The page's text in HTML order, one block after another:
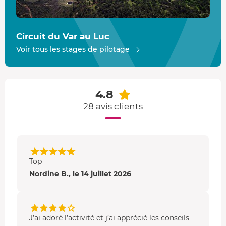
Situé dans le sud de la France et plus précisément dans le
, le circuit du Luc est doté d'une piste asphalte de
kmà la fois technique et rapide. Entre ses virages serrés,
ses courbes rapides et ses lignes droites, frayez-vous un
chemin et partez à l'assaut du meilleur temps au tour !
Circuit du Var au Luc
Voir tous les stages de pilotage
4.8
28 avis clients
Top
Nordine B., le 14 juillet 2026
J’ai adoré l’activité et j’ai apprécié les conseils